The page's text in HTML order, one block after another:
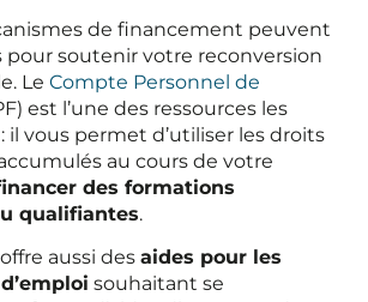
de financement peuvent
pour soutenir votre reconversion
Le Compte Personnel de
est l’une des ressources les
il vous permet d’utiliser les droits
au cours de votre
des formations
qualifiantes.
offre aussi des aides pour les
souhaitant se